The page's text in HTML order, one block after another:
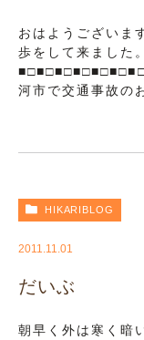
おはようございま
歩をして来ました
河市で交通事故
HIKARIBLOG
2011.11.01
だいぶ
朝早く外は寒く暗